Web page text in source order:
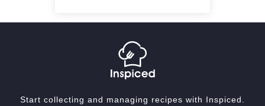
Start collecting and managing recipes with Inspiced.